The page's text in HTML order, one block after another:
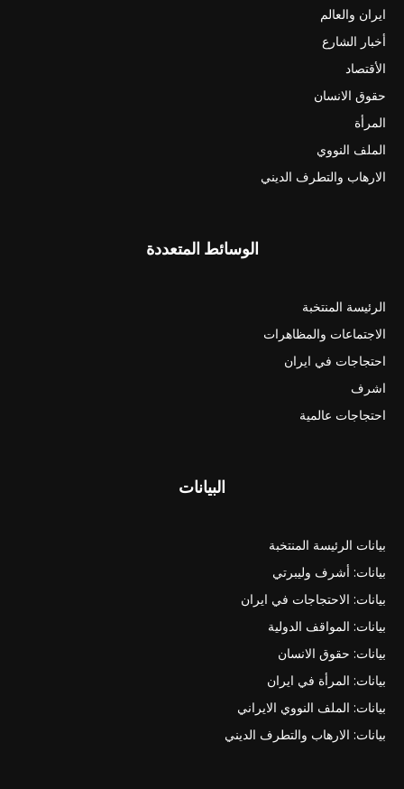
ايران والعالم
أخبار الشارع
الأقتصاد
حقوق الانسان
المرأة
الملف النووي
الارهاب والتطرف الديني
الوسائط المتعددة
الرئيسة المنتخبة
الاجتماعات والمظاهرات
احتجاجات في ايران
اشرف
احتجاجات عالمية
البيانات
بيانات الرئيسة المنتخبة
بيانات: أشرف وليبرتي
بيانات: الاحتجاجات في ايران
بيانات: المواقف الدولية
بيانات: حقوق الانسان
بيانات: المرأة في ايران
بيانات: الملف النووي الايراني
بيانات: الارهاب والتطرف الديني